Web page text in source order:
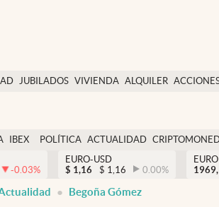
JUBILADOS VIVIENDA ALQUILER
IBEX
EURO
POLÍTICA ACTUALIDAD
-0.03%
EURO-USD
$ 1,16 $ 1,16 0.00%
Begoña Gómez